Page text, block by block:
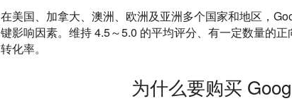
在美国、加拿大、澳洲、欧洲及亚洲多个国家和地区，
键影响因素。维持 4.5～5.0 的平均评分、有一定数量的
转化率。
为什么要购买